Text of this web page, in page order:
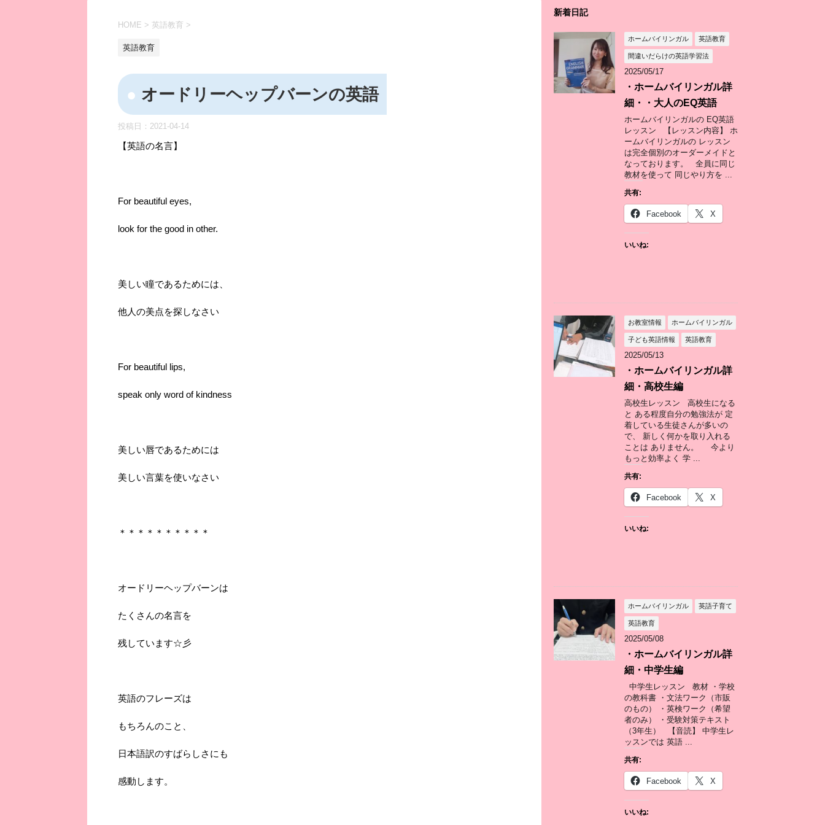
HOME > 英語教育 >
英語教育
オードリーヘップバーンの英語
投稿日： 2021-04-14
【英語の名言】
For beautiful eyes,
look for the good in other.
美しい瞳であるためには、
他人の美点を探しなさい
For beautiful lips,
speak only word of kindness
美しい唇であるためには
美しい言葉を使いなさい
＊＊＊＊＊＊＊＊＊＊
オードリーヘップバーンは
たくさんの名言を
残しています☆彡
英語のフレーズは
もちろんのこと、
日本語訳のすばらしさにも
感動します。
新着日記
ホームバイリンガル 英語教育
間違いだらけの英語学習法
2025/05/17
・ホームバイリンガル詳
細・・大人のEQ英語
ホームバイリンガルの EQ英語
レッスン 【レッスン内容】 ホ
ームバイリンガルの レッスン
は完全個別のオーダーメイドと
なっております。 全員に同じ
教材を使って 同じやり方を ...
共有:
Facebook X
いいね:
お教室情報 ホームバイリンガル
子ども英語情報 英語教育
2025/05/13
・ホームバイリンガル詳
細・高校生編
高校生レッスン 高校生になる
と ある程度自分の勉強法が 定
着している生徒さんが多いの
で、 新しく何かを取り入れる
ことは ありません。 今より
もっと効率よく 学 ...
共有:
Facebook X
いいね:
ホームバイリンガル 英語子育て
英語教育
2025/05/08
・ホームバイリンガル詳
細・中学生編
中学生レッスン 教材 ・学校
の教科書 ・文法ワーク（市販
のもの） ・英検ワーク（希望
者のみ） ・受験対策テキスト
（3年生） 【音読】 中学生レ
ッスンでは 英語 ...
共有:
Facebook X
いいね: